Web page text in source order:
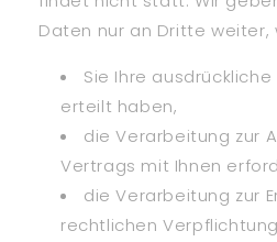
Daten nur an Dritte weiter,
Sie Ihre ausdrückliche
erteilt haben,
die Verarbeitung zur
Vertrags mit Ihnen
die Verarbeitung zur
rechtlichen